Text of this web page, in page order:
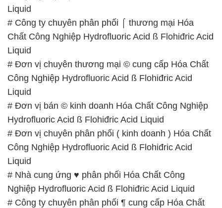
Liquid
# Công ty chuyên phân phối ⌠ thương mại Hóa
Chất Công Nghiệp Hydrofluoric Acid ß Flohiđric Acid
Liquid
# Đơn vị chuyên thương mại © cung cấp Hóa Chất
Công Nghiệp Hydrofluoric Acid ß Flohiđric Acid
Liquid
# Đơn vị bán © kinh doanh Hóa Chất Công Nghiệp
Hydrofluoric Acid ß Flohiđric Acid Liquid
# Đơn vị chuyên phân phối ( kinh doanh ) Hóa Chất
Công Nghiệp Hydrofluoric Acid ß Flohiđric Acid
Liquid
# Nhà cung ứng ♥ phân phối Hóa Chất Công
Nghiệp Hydrofluoric Acid ß Flohiđric Acid Liquid
# Công ty chuyên phân phối ¶ cung cấp Hóa Chất